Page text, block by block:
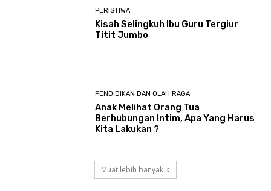
PERISTIWA
Kisah Selingkuh Ibu Guru Tergiur
Titit Jumbo
PENDIDIKAN DAN OLAH RAGA
Anak Melihat Orang Tua
Berhubungan Intim, Apa Yang Harus
Kita Lakukan ?
Muat lebih banyak